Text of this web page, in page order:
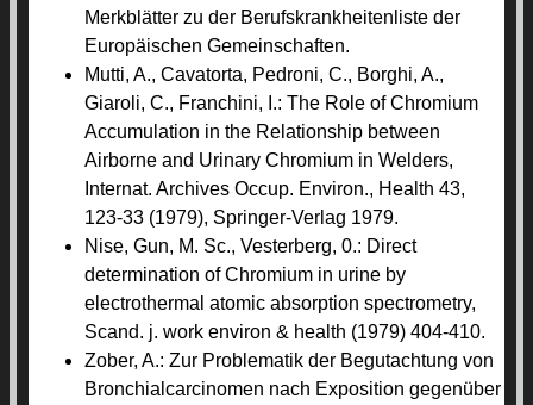
Merkblätter zu der Berufskrankheitenliste der
Europäischen Gemeinschaften.
Mutti, A., Cavatorta, Pedroni, C., Borghi, A.,
Giaroli, C., Franchini, I.: The Role of Chromium
Accumulation in the Relationship between
Airborne and Urinary Chromium in Welders,
Internat. Archives Occup. Environ., Health 43,
123-33 (1979), Springer-Verlag 1979.
Nise, Gun, M. Sc., Vesterberg, 0.: Direct
determination of Chromium in urine by
electrothermal atomic absorption spectrometry,
Scand. j. work environ & health (1979) 404-410.
Zober, A.: Zur Problematik der Begutachtung von
Bronchialcarcinomen nach Exposition gegenüber